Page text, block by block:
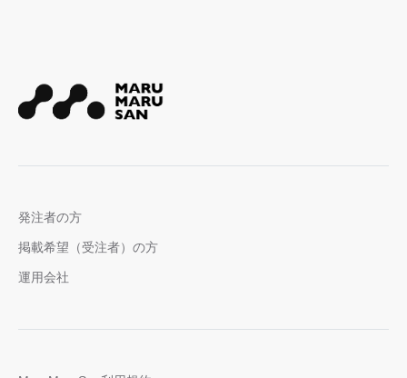
発注者の方
掲載希望（受注者）の方
運用会社